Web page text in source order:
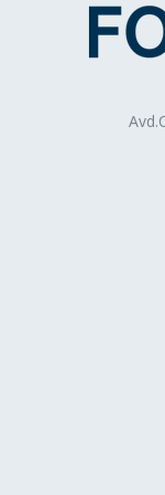
aquéllas que
posible, de los
editor haya
Estas cookies
comportamiento
observación
alguna
para mostrarte
la búsqueda
de nuestros